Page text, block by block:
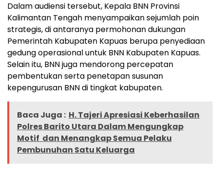
Dalam audiensi tersebut, Kepala BNN Provinsi
Kalimantan Tengah menyampaikan sejumlah poin
strategis, di antaranya permohonan dukungan
Pemerintah Kabupaten Kapuas berupa penyediaan
gedung operasional untuk BNN Kabupaten Kapuas.
Selain itu, BNN juga mendorong percepatan
pembentukan serta penetapan susunan
kepengurusan BNN di tingkat kabupaten.
Baca Juga : H. Tajeri Apresiasi Keberhasilan
Polres Barito Utara Dalam Mengungkap
Motif dan Menangkap Semua Pelaku
Pembunuhan Satu Keluarga